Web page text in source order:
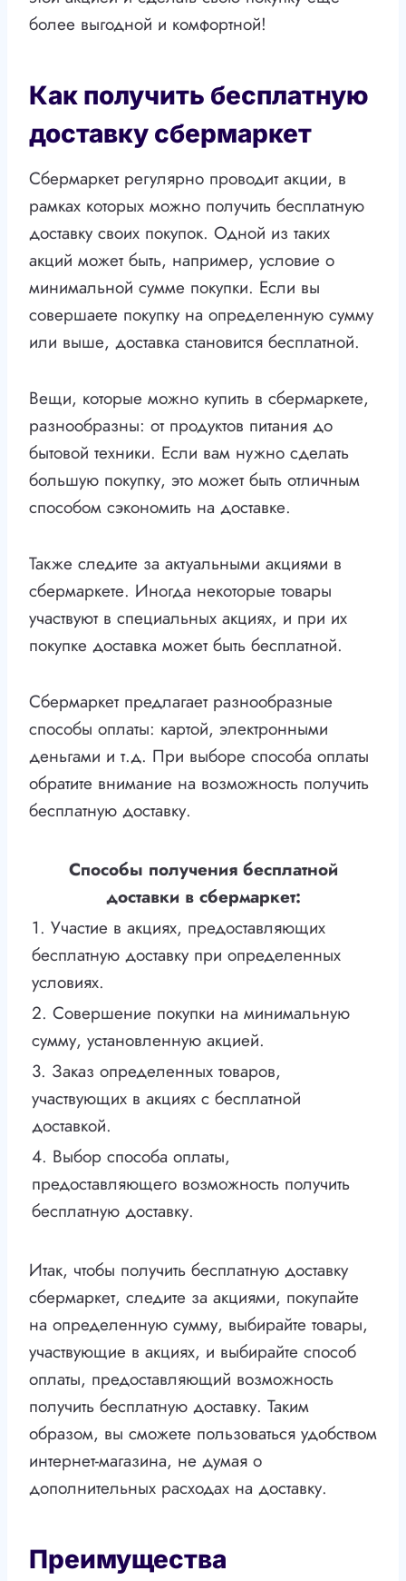
более выгодной и комфортной!
Как получить бесплатную
доставку сбермаркет
Сбермаркет регулярно проводит акции, в
рамках которых можно получить бесплатную
доставку своих покупок. Одной из таких
акций может быть, например, условие о
минимальной сумме покупки. Если вы
совершаете покупку на определенную сумму
или выше, доставка становится бесплатной.
Вещи, которые можно купить в сбермаркете,
разнообразны: от продуктов питания до
бытовой техники. Если вам нужно сделать
большую покупку, это может быть отличным
способом сэкономить на доставке.
Также следите за актуальными акциями в
сбермаркете. Иногда некоторые товары
участвуют в специальных акциях, и при их
покупке доставка может быть бесплатной.
Сбермаркет предлагает разнообразные
способы оплаты: картой, электронными
деньгами и т.д. При выборе способа оплаты
обратите внимание на возможность получить
бесплатную доставку.
Способы получения бесплатной
доставки в сбермаркет:
1. Участие в акциях, предоставляющих
бесплатную доставку при определенных
условиях.
2. Совершение покупки на минимальную
сумму, установленную акцией.
3. Заказ определенных товаров,
участвующих в акциях с бесплатной
доставкой.
4. Выбор способа оплаты,
предоставляющего возможность получить
бесплатную доставку.
Итак, чтобы получить бесплатную доставку
сбермаркет, следите за акциями, покупайте
на определенную сумму, выбирайте товары,
участвующие в акциях, и выбирайте способ
оплаты, предоставляющий возможность
получить бесплатную доставку. Таким
образом, вы сможете пользоваться удобством
интернет-магазина, не думая о
дополнительных расходах на доставку.
Преимущества